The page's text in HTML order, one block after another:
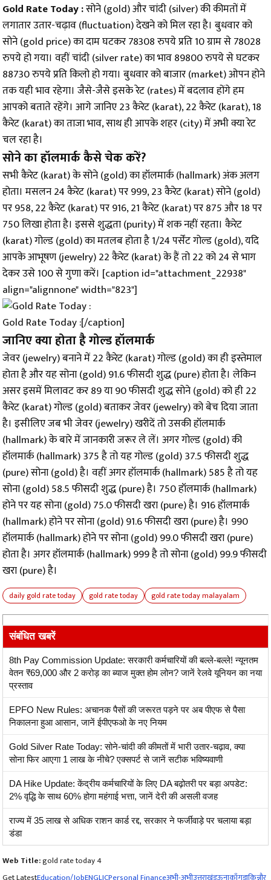
Gold Rate Today :सोने (gold) और चांदी (silver) की कीमतों में
लगातार उतार-चढ़ाव (fluctuation) देखने को मिल रहा है। बुधवार को
सोने (gold price) का दाम घटकर 78308 रुपये प्रति 10 ग्राम से 78028
रुपये हो गया। वहीं चांदी (silver rate) का भाव 89800 रुपये से घटकर
88730 रुपये प्रति किलो हो गया। बुधवार को बाजार (market) ओपन होने
तक यही भाव रहेगा। जैसे-जैसे इसके रेट (rates) में बदलाव होंगे हम
आपको बताते रहेंगे। आगे जानिए 23 कैरेट (karat), 22 कैरेट (karat), 18
कैरेट (karat) का ताजा भाव, साथ ही आपके शहर (city) में अभी क्या रेट
चल रहा है।
सोने का हॉलमार्क कैसे चेक करें?
सभी कैरेट (karat) के सोने (gold) का हॉलमार्क (hallmark) अंक अलग
होता। मसलन 24 कैरेट (karat) पर 999, 23 कैरेट (karat) सोने (gold)
पर 958, 22 कैरेट (karat) पर 916, 21 कैरेट (karat) पर 875 और 18 पर
750 लिखा होता है। इससे शुद्धता (purity) में शक नहीं रहता। कैरेट
(karat) गोल्ड (gold) का मतलब होता है 1/24 पर्सेंट गोल्ड (gold), यदि
आपके आभूषण (jewelry) 22 कैरेट (karat) के हैं तो 22 को 24 से भाग
देकर उसे 100 से गुणा करें। [caption id="attachment_22938"
align="alignnone" width="823"]
Gold Rate Today :[/caption]
जानिए क्या होता है गोल्ड हॉलमार्क
जेवर (jewelry) बनाने में 22 कैरेट (karat) गोल्ड (gold) का ही इस्तेमाल
होता है और यह सोना (gold) 91.6 फीसदी शुद्ध (pure) होता है। लेकिन
असर इसमें मिलावट कर 89 या 90 फीसदी शुद्ध सोने (gold) को ही 22
कैरेट (karat) गोल्ड (gold) बताकर जेवर (jewelry) को बेच दिया जाता
है। इसीलिए जब भी जेवर (jewelry) खरीदें तो उसकी हॉलमार्क
(hallmark) के बारे में जानकारी जरूर ले लें। अगर गोल्ड (gold) की
हॉलमार्क (hallmark) 375 है तो यह गोल्ड (gold) 37.5 फीसदी शुद्ध
(pure) सोना (gold) है। वहीं अगर हॉलमार्क (hallmark) 585 है तो यह
सोना (gold) 58.5 फीसदी शुद्ध (pure) है। 750 हॉलमार्क (hallmark)
होने पर यह सोना (gold) 75.0 फीसदी खरा (pure) है। 916 हॉलमार्क
(hallmark) होने पर सोना (gold) 91.6 फीसदी खरा (pure) है। 990
हॉलमार्क (hallmark) होने पर सोना (gold) 99.0 फीसदी खरा (pure)
होता है। अगर हॉलमार्क (hallmark) 999 है तो सोना (gold) 99.9 फीसदी
खरा (pure) है।
daily gold rate today gold rate today gold rate today malayalam
संबंधित खबरें
8th Pay Commission Update: सरकारी कर्मचारियों की बल्ले-बल्ले! न्यूनतम
वेतन ₹69,000 और 2 करोड़ का ब्याज मुक्त होम लोन? जानें रेलवे यूनियन का नया
प्रस्ताव
EPFO New Rules: अचानक पैसों की जरूरत पड़ने पर अब पीएफ से पैसा
निकालना हुआ आसान, जानें ईपीएफओ के नए नियम
Gold Silver Rate Today: सोने-चांदी की कीमतों में भारी उतार-चढ़ाव, क्या
सोना फिर आएगा 1 लाख के नीचे? एक्सपर्ट से जानें सटीक भविष्यवाणी
DA Hike Update: केंद्रीय कर्मचारियों के लिए DA बढ़ोतरी पर बड़ा अपडेट:
2% वृद्धि के साथ 60% होगा महंगाई भत्ता, जानें देरी की असली वजह
राज्य में 35 लाख से अधिक राशन कार्ड रद्द, सरकार ने फर्जीवाड़े पर चलाया बड़ा
डंडा
Web Title:gold rate today 4